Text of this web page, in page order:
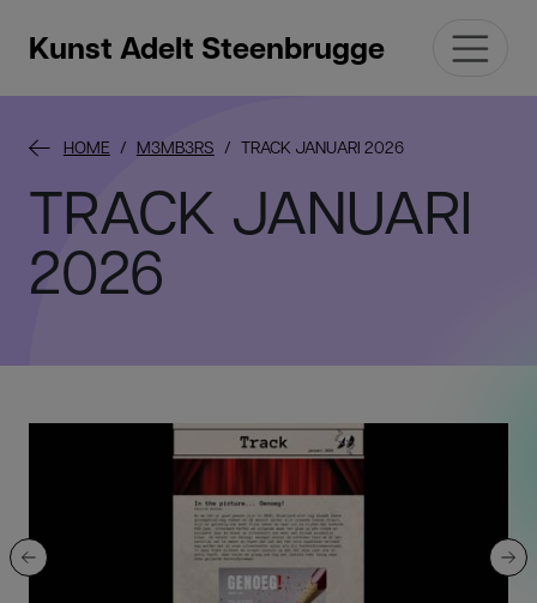
Kunst Adelt Steenbrugge
HOME M3MB3RS TRACK JANUARI 2026
TRACK JANUARI
2026